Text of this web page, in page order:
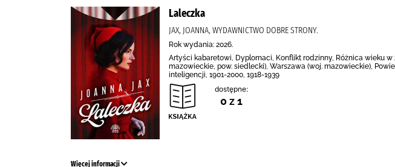
Laleczka
JAX, JOANNA, WYDAWNICTWO DOBRE STRONY.
Rok wydania: 2026.
Artyści kabaretowi, Dyplomaci, Konflikt rodzinny, Różnica wieku
mazowieckie, pow. siedlecki), Warszawa (woj. mazowieckie),
inteligencji, 1901-2000, 1918-1939
dostępne:
0 z 1
Więcej informacji